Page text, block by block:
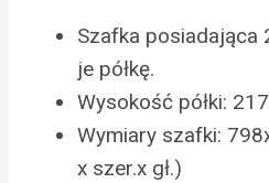
Szafka posiadająca
je półkę.
Wysokość półki:
Wymiary szafki:
x szer.x gł.)